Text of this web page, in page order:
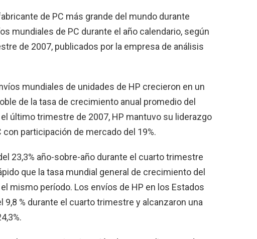
de PC más grande del mundo durante
mundiales de PC durante el año calendario, según
de 2007, publicados por la empresa de análisis
mundiales de unidades de HP crecieron en un
de la tasa de crecimiento anual promedio del
último trimestre de 2007, HP mantuvo su liderazgo
participación de mercado del 19%.
23,3% año-sobre-año durante el cuarto trimestre
que la tasa mundial general de crecimiento del
mismo período. Los envíos de HP en los Estados
9,8 % durante el cuarto trimestre y alcanzaron una